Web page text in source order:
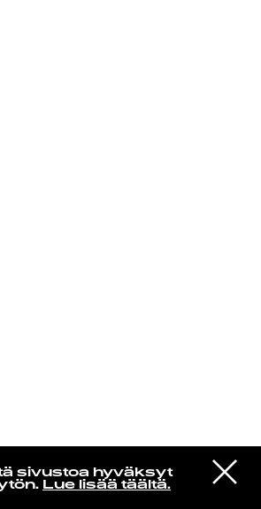
sivustoa hyväksyt
Lue lisää täältä.
VIESTI
STUDIOON